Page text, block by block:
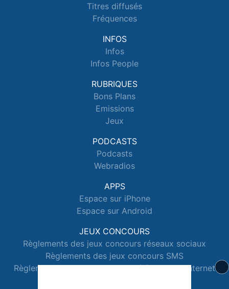
Titres diffusés
Fréquences
INFOS
Infos
Infos People
RUBRIQUES
Bons Plans
Emissions
Jeux
PODCASTS
Podcasts
Webradios
APPS
Espace sur iPhone
Espace sur Android
JEUX CONCOURS
Règlements des jeux concours réseaux sociaux
Règlements des jeux concours SMS
Règlements des jeux concours téléphone et internet